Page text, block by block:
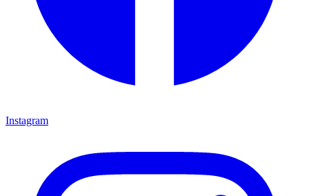
Instagram